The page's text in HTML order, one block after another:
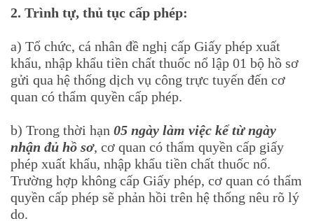
2. Trình tự, thủ tục cấp phép:
a) Tổ chức, cá nhân đề nghị cấp Giấy phép xuất
khẩu, nhập khẩu tiền chất thuốc nổ lập 01 bộ hồ sơ
gửi qua hệ thống dịch vụ công trực tuyến đến cơ
quan có thẩm quyền cấp phép.
b) Trong thời hạn 05 ngày làm việc kể từ ngày
nhận đủ hồ sơ, cơ quan có thẩm quyền cấp giấy
phép xuất khẩu, nhập khẩu tiền chất thuốc nổ.
Trường hợp không cấp Giấy phép, cơ quan có thẩm
quyền cấp phép sẽ phản hồi trên hệ thống nêu rõ lý
do.